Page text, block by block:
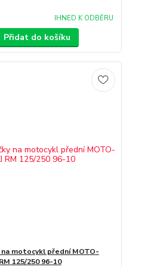
IHNED K ODBĚRU
Přidat do košíku
motocykl přední MOTO-
125/250 96-10